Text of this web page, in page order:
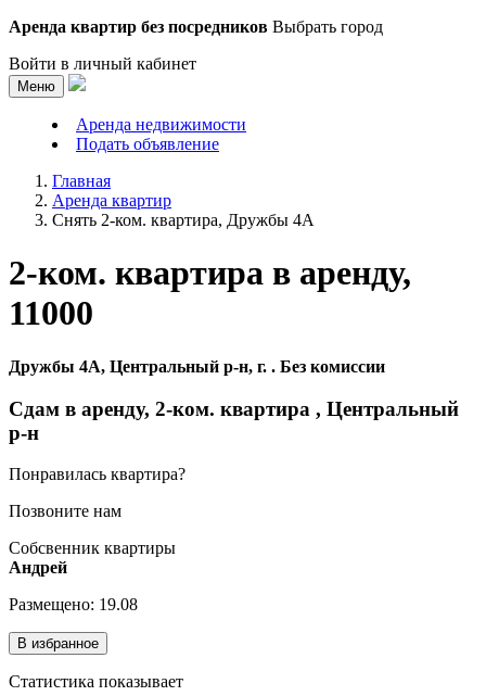
Аренда квартир без посредников Выбрать город
Войти в личный кабинет
Меню
Аренда недвижимости
Подать объявление
Главная
Аренда квартир
Снять 2-ком. квартира, Дружбы 4А
2-ком. квартира в аренду,
11000
Дружбы 4А, Центральный р-н, г. . Без комиссии
Сдам в аренду, 2-ком. квартира , Центральный
р-н
Понравилась квартира?
Позвоните нам
Собсвенник квартиры
Андрей
Размещено: 19.08
В избранное
Статистика показывает